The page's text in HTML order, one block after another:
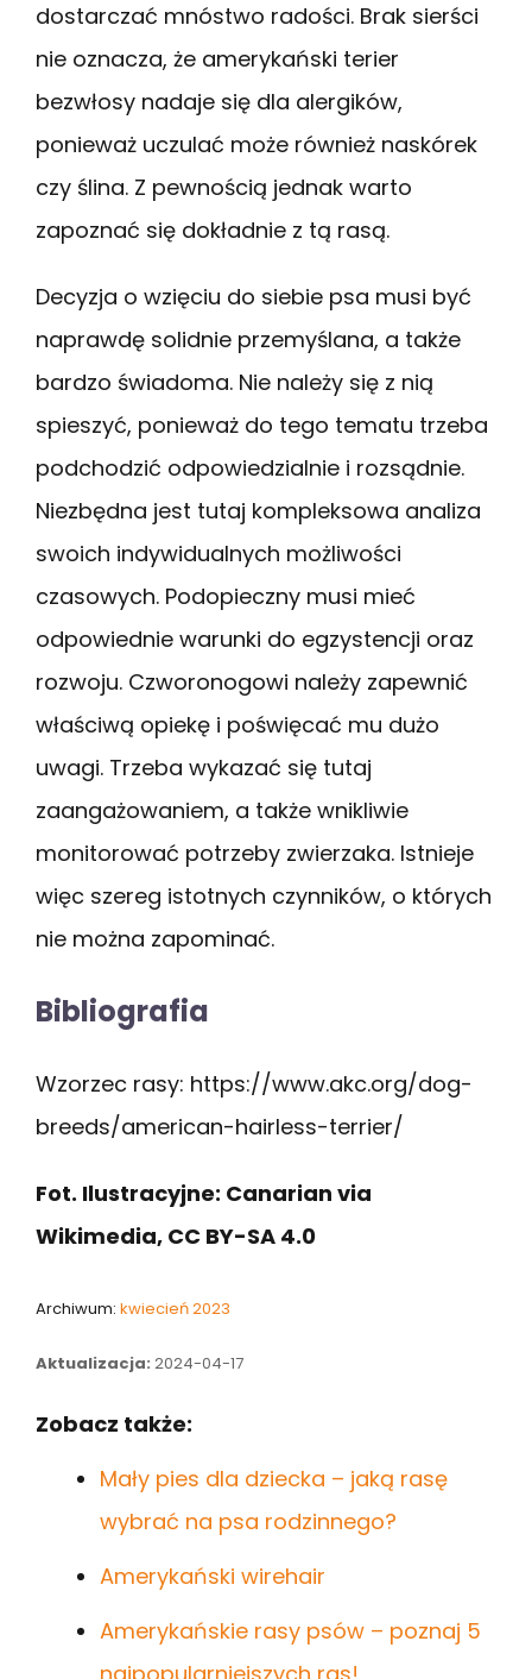
dostarczać mnóstwo radości. Brak sierści
nie oznacza, że amerykański terier
bezwłosy nadaje się dla alergików,
ponieważ uczulać może również naskórek
czy ślina. Z pewnością jednak warto
zapoznać się dokładnie z tą rasą.
Decyzja o wzięciu do siebie psa musi być
naprawdę solidnie przemyślana, a także
bardzo świadoma. Nie należy się z nią
spieszyć, ponieważ do tego tematu trzeba
podchodzić odpowiedzialnie i rozsądnie.
Niezbędna jest tutaj kompleksowa analiza
swoich indywidualnych możliwości
czasowych. Podopieczny musi mieć
odpowiednie warunki do egzystencji oraz
rozwoju. Czworonogowi należy zapewnić
właściwą opiekę i poświęcać mu dużo
uwagi. Trzeba wykazać się tutaj
zaangażowaniem, a także wnikliwie
monitorować potrzeby zwierzaka. Istnieje
więc szereg istotnych czynników, o których
nie można zapominać.
Bibliografia
Wzorzec rasy: https://www.akc.org/dog-
breeds/american-hairless-terrier/
Fot. Ilustracyjne: Canarian via
Wikimedia, CC BY-SA 4.0
Archiwum: kwiecień 2023
Aktualizacja: 2024-04-17
Zobacz także:
Mały pies dla dziecka – jaką rasę
wybrać na psa rodzinnego?
Amerykański wirehair
Amerykańskie rasy psów – poznaj 5